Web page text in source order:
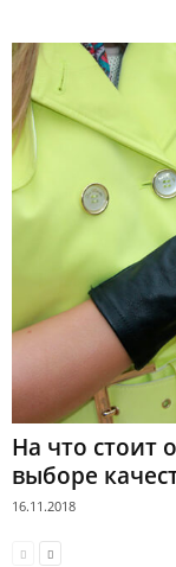
На что стоит
выборе
16.11.2018